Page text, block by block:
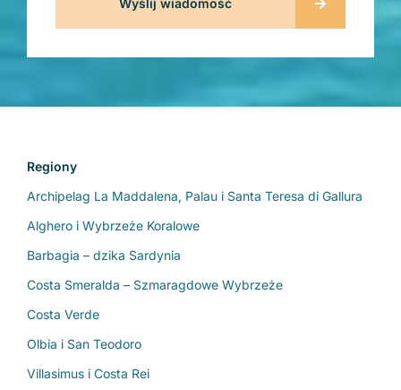
Regiony
Archipelag La Maddalena, Palau i Santa Teresa di Gallura
Alghero i Wybrzeże Koralowe
Barbagia – dzika Sardynia
Costa Smeralda – Szmaragdowe Wybrzeże
Costa Verde
Olbia i San Teodoro
Villasimus i Costa Rei